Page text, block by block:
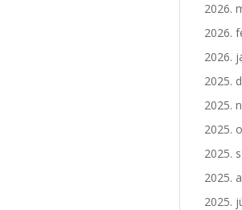
2026.
2026.
2026.
2025.
2025.
2025.
2025.
2025.
2025.